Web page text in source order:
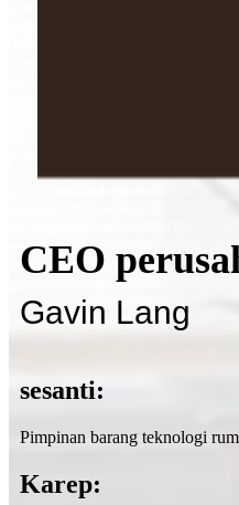
CEO
Gavin Lang
sesanti:
Pimpinan barang teknologi
Karep: